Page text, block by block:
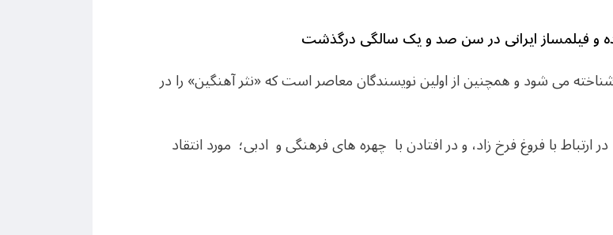
و فیلمساز ایرانی در سن صد و یک سالگی درگذشت
می شود و همچنین از اولین نویسندگان معاصر است که «نثر آهنگین» را در
با فروغ فرخ زاد، و در افتادن با چهره های فرهنگی و ادبی؛ مورد انتقاد